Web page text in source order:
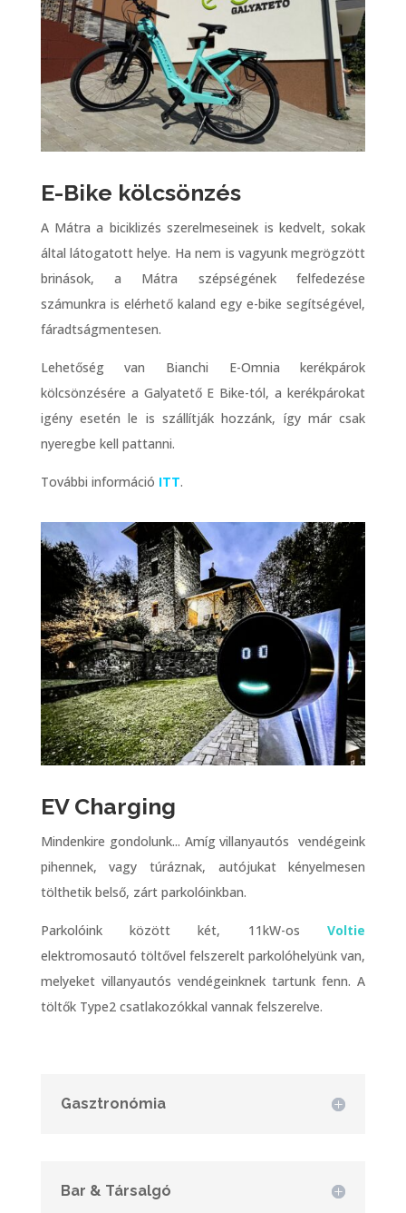
A Mátra a biciklizés szerelmeseinek is kedvelt, sokak
által látogatott helye. Ha nem is vagyunk megrögzött
brinások, a Mátra szépségének felfedezése
számunkra is elérhető kaland egy e-bike segítségével,
fáradtságmentesen.
Lehetőség van Bianchi E-Omnia kerékpárok
kölcsönzésére a Galyatető E Bike-tól, a kerékpárokat
igény esetén le is szállítják hozzánk, így már csak
nyeregbe kell pattanni.
További információITT
Mindenkire gondolunk... Amíg villanyautós vendégeink
pihennek, vagy túráznak, autójukat kényelmesen
tölthetik belső, zárt parkolóinkban.
Parkolóink között két, 11kW-os
elektromosautó töltővel felszerelt parkolóhelyünk van,
melyeket villanyautós vendégeinknek tartunk fenn. A
töltők Type2 csatlakozókkal vannak felszerelve.